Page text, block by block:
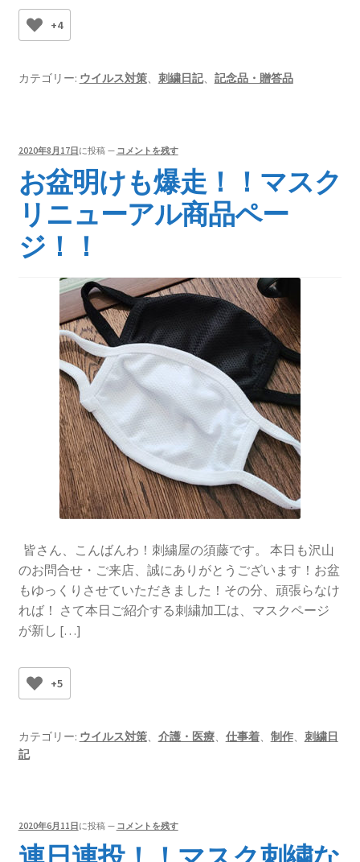
+4
カテゴリー: ウイルス対策、 刺繍日記、 記念品・贈答品
2020年8月17日 に投稿 — コメントを残す
お盆明けも爆走！！マスク
リニューアル商品ペー
ジ！！
皆さん、こんばんわ！刺繍屋の須藤です。 本日も沢山
のお問合せ・ご来店、誠にありがとうございます！お盆
もゆっくりさせていただきました！その分、頑張らなけ
れば！ さて本日ご紹介する刺繍加工は、マスクページ
が新し […]
+5
カテゴリー: ウイルス対策、 介護・医療、 仕事着、 制作、 刺繍日
記
2020年6月11日 に投稿 — コメントを残す